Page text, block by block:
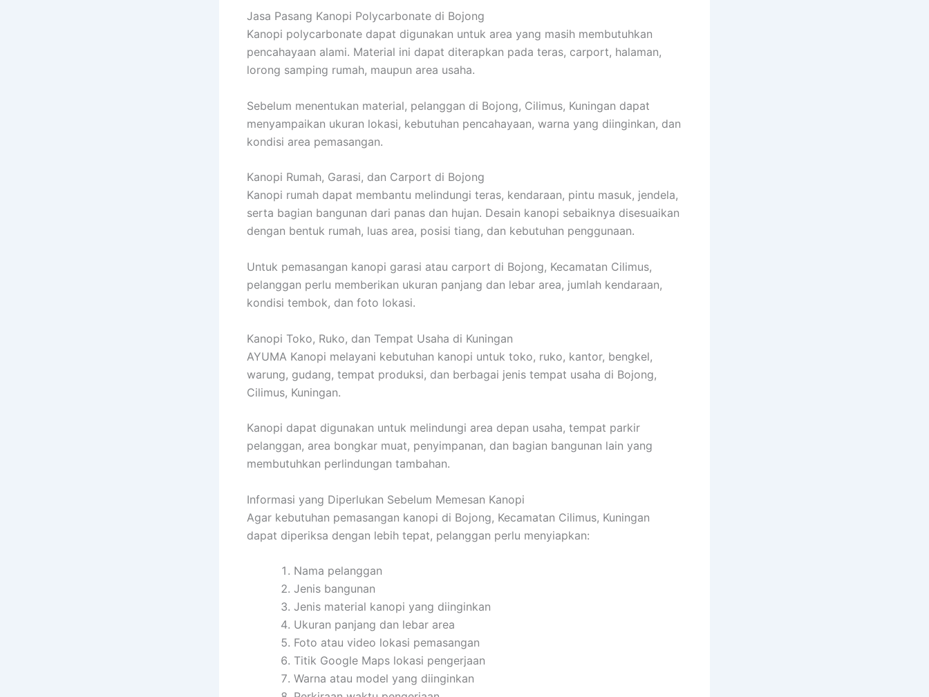
Jasa Pasang Kanopi Polycarbonate di Bojong
Kanopi polycarbonate dapat digunakan untuk area yang masih membutuhkan
pencahayaan alami. Material ini dapat diterapkan pada teras, carport, halaman,
lorong samping rumah, maupun area usaha.
Sebelum menentukan material, pelanggan di Bojong, Cilimus, Kuningan dapat
menyampaikan ukuran lokasi, kebutuhan pencahayaan, warna yang diinginkan, dan
kondisi area pemasangan.
Kanopi Rumah, Garasi, dan Carport di Bojong
Kanopi rumah dapat membantu melindungi teras, kendaraan, pintu masuk, jendela,
serta bagian bangunan dari panas dan hujan. Desain kanopi sebaiknya disesuaikan
dengan bentuk rumah, luas area, posisi tiang, dan kebutuhan penggunaan.
Untuk pemasangan kanopi garasi atau carport di Bojong, Kecamatan Cilimus,
pelanggan perlu memberikan ukuran panjang dan lebar area, jumlah kendaraan,
kondisi tembok, dan foto lokasi.
Kanopi Toko, Ruko, dan Tempat Usaha di Kuningan
AYUMA Kanopi melayani kebutuhan kanopi untuk toko, ruko, kantor, bengkel,
warung, gudang, tempat produksi, dan berbagai jenis tempat usaha di Bojong,
Cilimus, Kuningan.
Kanopi dapat digunakan untuk melindungi area depan usaha, tempat parkir
pelanggan, area bongkar muat, penyimpanan, dan bagian bangunan lain yang
membutuhkan perlindungan tambahan.
Informasi yang Diperlukan Sebelum Memesan Kanopi
Agar kebutuhan pemasangan kanopi di Bojong, Kecamatan Cilimus, Kuningan
dapat diperiksa dengan lebih tepat, pelanggan perlu menyiapkan:
Nama pelanggan
Jenis bangunan
Jenis material kanopi yang diinginkan
Ukuran panjang dan lebar area
Foto atau video lokasi pemasangan
Titik Google Maps lokasi pengerjaan
Warna atau model yang diinginkan